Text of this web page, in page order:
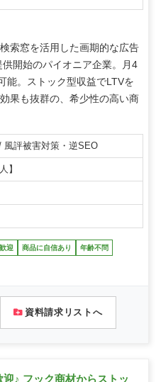
索窓を活用した画期的な広告
開始のパイオニア企業。月4
能。ストック型収益でLTVを
果も抜群の、希少性の高い商
風評被害対策・逆SEO
】
迎 商品に自信あり 年齢不問
資料請求リストへ
♪ フック商材からストッ